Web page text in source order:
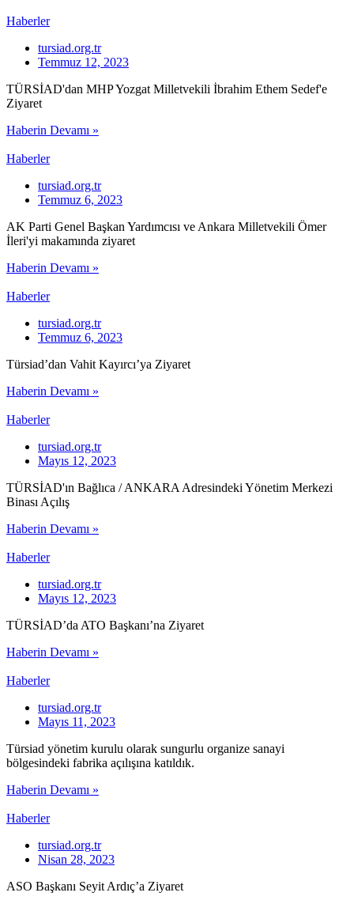
Haberler
tursiad.org.tr
Temmuz 12, 2023
TÜRSİAD'dan MHP Yozgat Milletvekili İbrahim Ethem Sedef'e
Ziyaret
Haberin Devamı »
Haberler
tursiad.org.tr
Temmuz 6, 2023
AK Parti Genel Başkan Yardımcısı ve Ankara Milletvekili Ömer
İleri'yi makamında ziyaret
Haberin Devamı »
Haberler
tursiad.org.tr
Temmuz 6, 2023
Türsiad’dan Vahit Kayırcı’ya Ziyaret
Haberin Devamı »
Haberler
tursiad.org.tr
Mayıs 12, 2023
TÜRSİAD'ın Bağlıca / ANKARA Adresindeki Yönetim Merkezi
Binası Açılış
Haberin Devamı »
Haberler
tursiad.org.tr
Mayıs 12, 2023
TÜRSİAD’da ATO Başkanı’na Ziyaret
Haberin Devamı »
Haberler
tursiad.org.tr
Mayıs 11, 2023
Türsiad yönetim kurulu olarak sungurlu organize sanayi
bölgesindeki fabrika açılışına katıldık.
Haberin Devamı »
Haberler
tursiad.org.tr
Nisan 28, 2023
ASO Başkanı Seyit Ardıç’a Ziyaret